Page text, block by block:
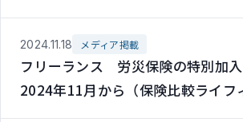
2024.11.18 メディア掲載
フリーランス 労災保険の特別加
2024年11月から（保険比較ライフ